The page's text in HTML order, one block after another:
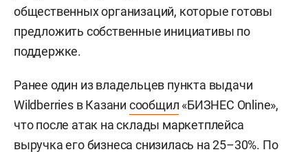
общественных организаций, которые готовы
предложить собственные инициативы по
поддержке.
Ранее один из владельцев пункта выдачи
Wildberries в Казани сообщил «БИЗНЕС Online»,
что после атак на склады маркетплейса
выручка его бизнеса снизилась на 25–30%. По